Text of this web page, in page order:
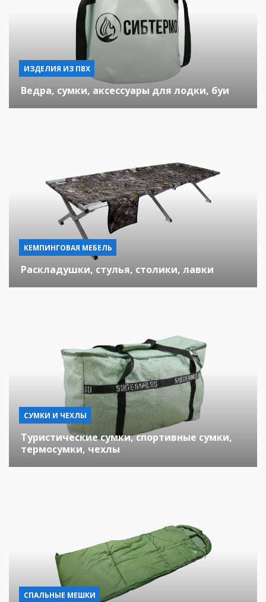
ИЗДЕЛИЯ ИЗ ПВХ
Ведра, сумки, аксессуары для лодки, буи
КЕМПИНГОВАЯ МЕБЕЛЬ
Раскладушки, стулья, столики, лавки
СУМКИ И ЧЕХЛЫ
Туристические сумки, спортивные сумки,
термосумки, чехлы
СПАЛЬНЫЕ МЕШКИ